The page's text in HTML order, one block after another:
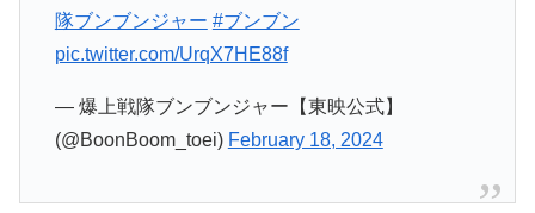
隊ブンブンジャー #ブンブン
pic.twitter.com/UrqX7HE88f
— 爆上戦隊ブンブンジャー【東映公式】
(@BoonBoom_toei) February 18, 2024